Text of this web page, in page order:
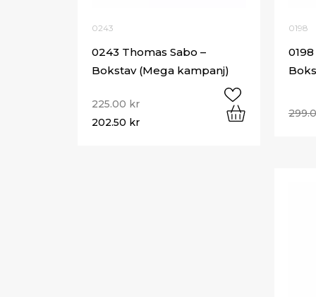
0243
0243 Thomas Sabo –
Bokstav (Mega kampanj)
225.00 kr
202.50 kr
0198